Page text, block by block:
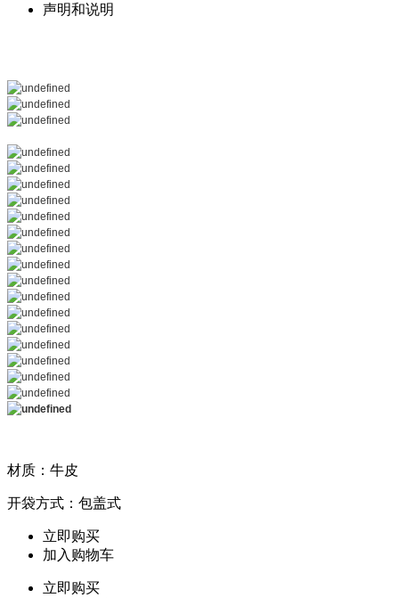
声明和说明
材质：牛皮
开袋方式：包盖式
立即购买
加入购物车
立即购买